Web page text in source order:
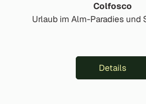
Colfosco
Urlaub im Alm-Paradies und
Details